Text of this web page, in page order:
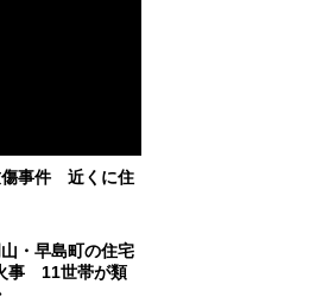
傷事件 近くに住
山・早島町の住宅
事 11世帯が類